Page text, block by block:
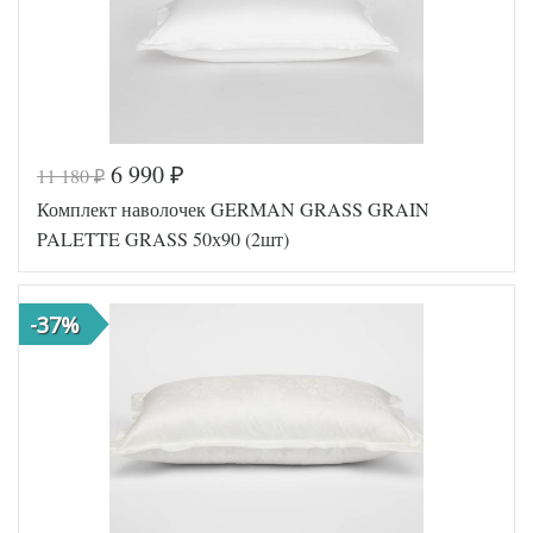
Код товара
Артикул
GG-345090
Ткань
Мако-сатин
жаккардовый
Размер
наволочек
50х90 (2шт)
Производитель
11 180₽ 6 990 ₽
Комплект наволочек GERMAN GRASS GRAIN
PALETTE GRASS 50х90 (2шт)
-37%